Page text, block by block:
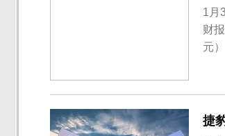
1月
财
元
续
仍
捷